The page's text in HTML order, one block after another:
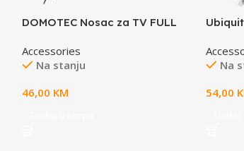
DOMOTEC Nosac za TV FULL
Accessories
Na stanju
46,00 KM
Knife
Na
54,00